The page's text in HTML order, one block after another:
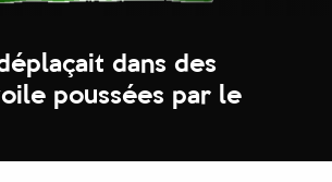
dans des
poussées par le